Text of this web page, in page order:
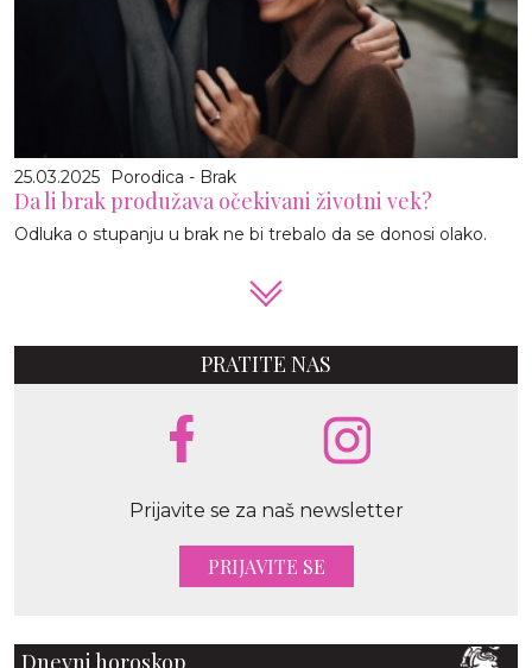
25.03.2025 Porodica - Brak
Da li brak produžava očekivani životni vek?
Odluka o stupanju u brak ne bi trebalo da se donosi olako.
PRATITE NAS
Prijavite se za naš newsletter
PRIJAVITE SE